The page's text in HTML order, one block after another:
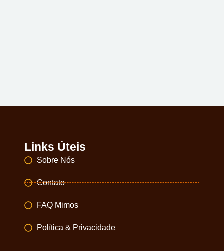
Links Úteis
Sobre Nós
Contato
FAQ Mimos
Política & Privacidade